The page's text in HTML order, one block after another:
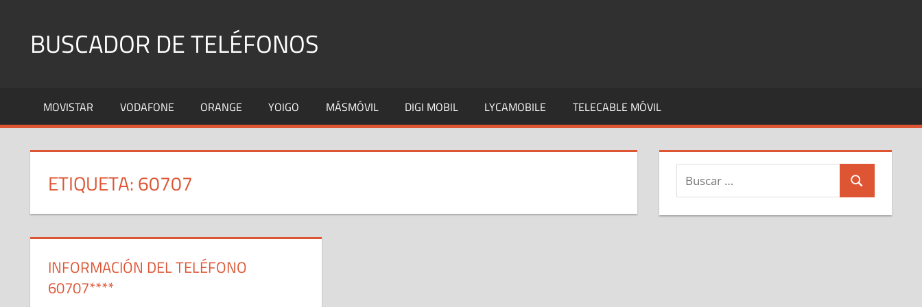
contenidoBUSCADOR DE TELÉFONOS
Fijos
y
MOVISTAR VODAFONE ORANGE YOIGO MÁSMÓVIL DIGI MOBIL LYCAMOBILE TELECABLE MÓVIL
ETIQUETA:60707
INFORMACIÓN DEL TELÉFONO
60707****
Buscar:
Buscar